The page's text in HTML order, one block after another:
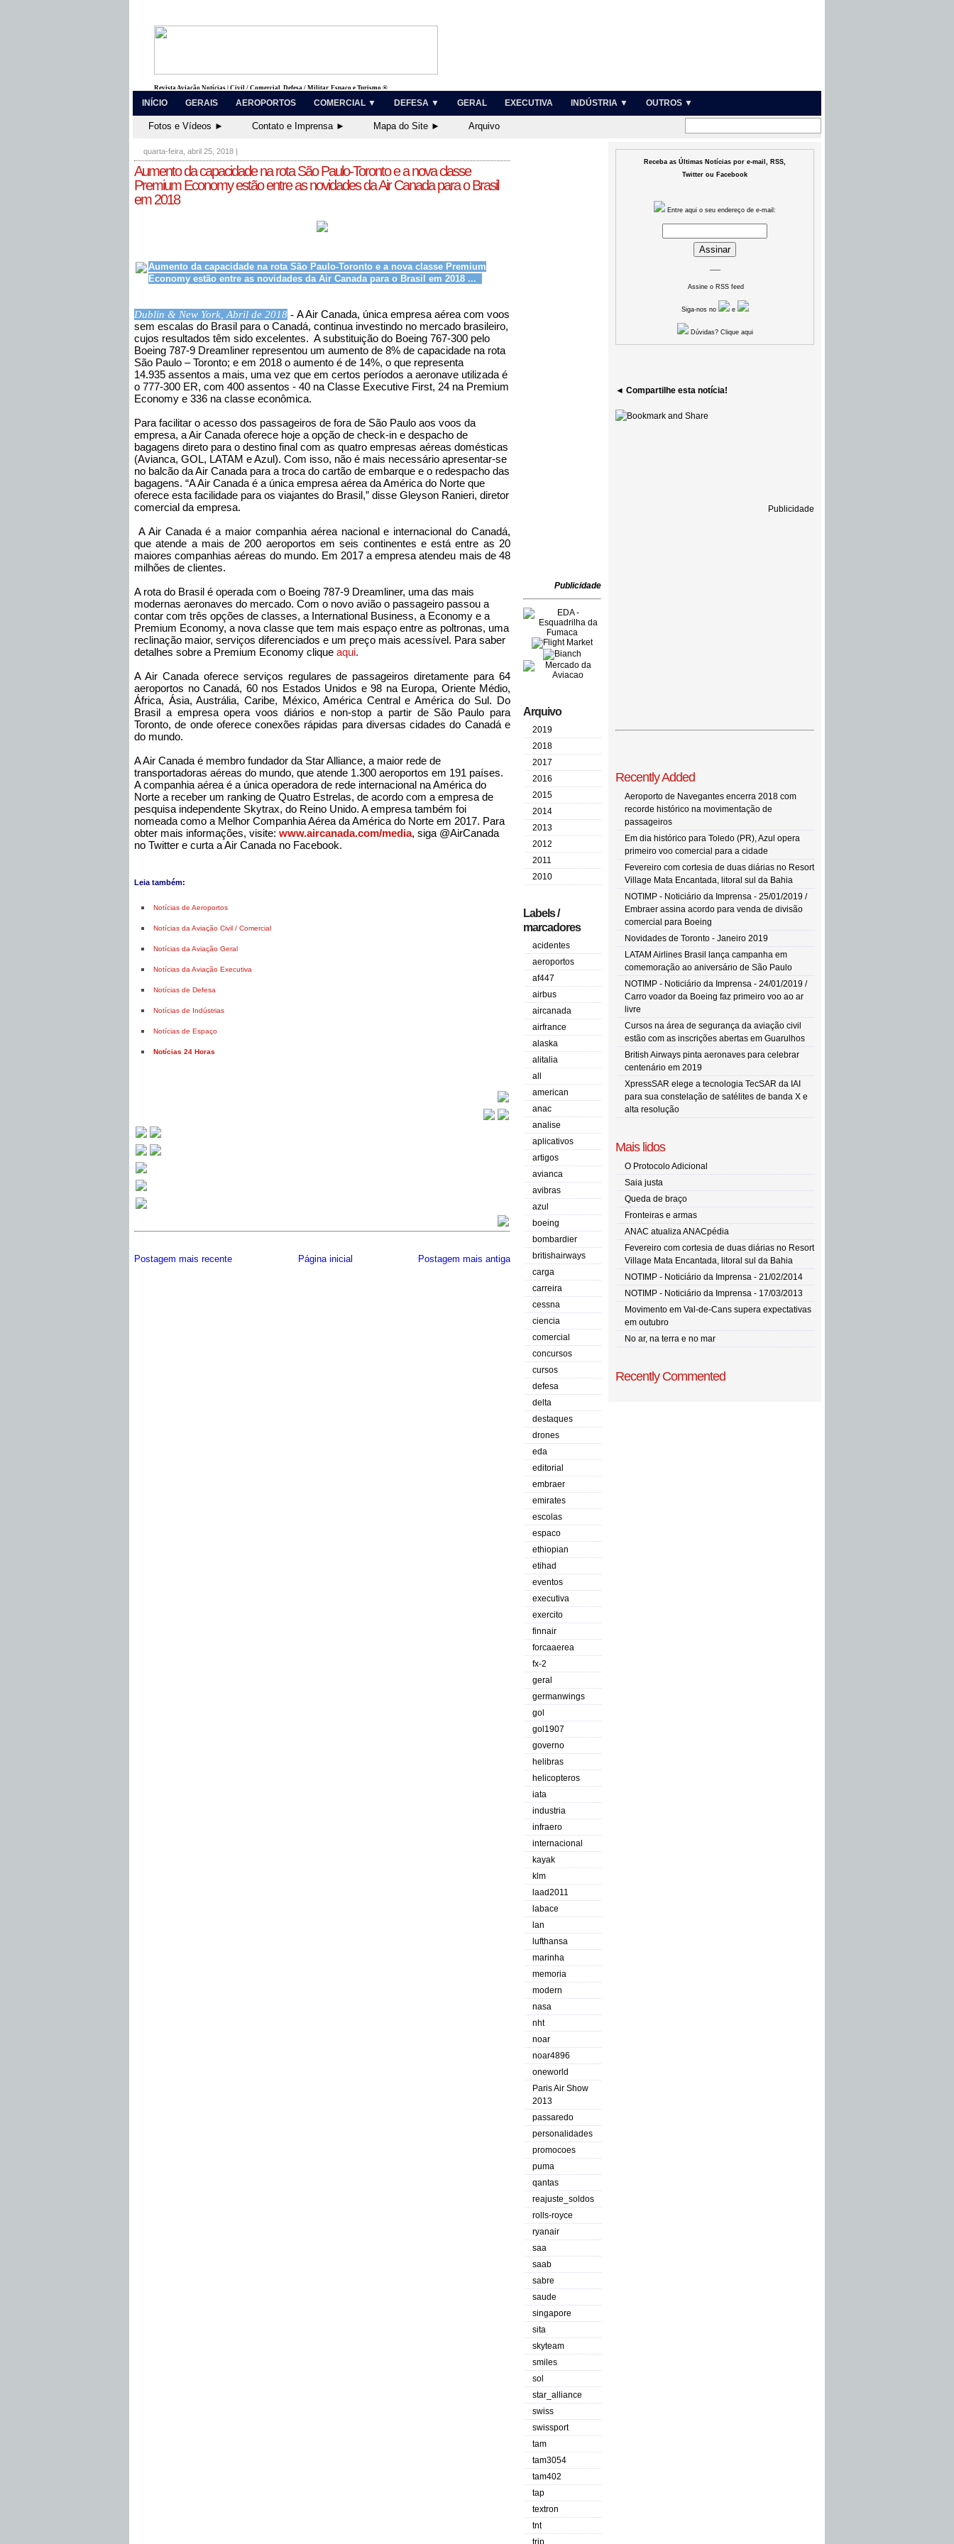
Revista Aviação Notícias | Civil / Comercial, Defesa / Militar, Espaço e Turismo ®
INÍCIO GERAIS AEROPORTOS COMERCIAL ▼ DEFESA ▼ GERAL EXECUTIVA INDÚSTRIA ▼ OUTROS ▼
Fotos e Vídeos ► Contato e Imprensa ► Mapa do Site ► Arquivo
quarta-feira, abril 25, 2018 |
Aumento da capacidade na rota São Paulo-Toronto e a nova classe
Premium Economy estão entre as novidades da Air Canada para o Brasil
em 2018
Aumento da capacidade na rota São Paulo-Toronto e a nova classe Premium
Economy estão entre as novidades da Air Canada para o Brasil em 2018 ...
Dublin & New York, Abril de 2018 - A Air Canada, única empresa aérea com voos
sem escalas do Brasil para o Canadá, continua investindo no mercado brasileiro,
cujos resultados têm sido excelentes. A substituição do Boeing 767-300 pelo
Boeing 787-9 Dreamliner representou um aumento de 8% de capacidade na rota
São Paulo – Toronto; e em 2018 o aumento é de 14%, o que representa
14.935 assentos a mais, uma vez que em certos períodos a aeronave utilizada é
o 777-300 ER, com 400 assentos - 40 na Classe Executive First, 24 na Premium
Economy e 336 na classe econômica.
Para facilitar o acesso dos passageiros de fora de São Paulo aos voos da
empresa, a Air Canada oferece hoje a opção de check-in e despacho de
bagagens direto para o destino final com as quatro empresas aéreas domésticas
(Avianca, GOL, LATAM e Azul). Com isso, não é mais necessário apresentar-se
no balcão da Air Canada para a troca do cartão de embarque e o redespacho das
bagagens. “A Air Canada é a única empresa aérea da América do Norte que
oferece esta facilidade para os viajantes do Brasil,” disse Gleyson Ranieri, diretor
comercial da empresa.
A Air Canada é a maior companhia aérea nacional e internacional do Canadá,
que atende a mais de 200 aeroportos em seis continentes e está entre as 20
maiores companhias aéreas do mundo. Em 2017 a empresa atendeu mais de 48
milhões de clientes.
A rota do Brasil é operada com o Boeing 787-9 Dreamliner, uma das mais
modernas aeronaves do mercado. Com o novo avião o passageiro passou a
contar com três opções de classes, a International Business, a Economy e a
Premium Economy, a nova classe que tem mais espaço entre as poltronas, uma
reclinação maior, serviços diferenciados e um preço mais acessível. Para saber
detalhes sobre a Premium Economy clique aqui.
A Air Canada oferece serviços regulares de passageiros diretamente para 64
aeroportos no Canadá, 60 nos Estados Unidos e 98 na Europa, Oriente Médio,
África, Ásia, Austrália, Caribe, México, América Central e América do Sul. Do
Brasil a empresa opera voos diários e non-stop a partir de São Paulo para
Toronto, de onde oferece conexões rápidas para diversas cidades do Canadá e
do mundo.
A Air Canada é membro fundador da Star Alliance, a maior rede de
transportadoras aéreas do mundo, que atende 1.300 aeroportos em 191 países.
A companhia aérea é a única operadora de rede internacional na América do
Norte a receber um ranking de Quatro Estrelas, de acordo com a empresa de
pesquisa independente Skytrax, do Reino Unido. A empresa também foi
nomeada como a Melhor Companhia Aérea da América do Norte em 2017. Para
obter mais informações, visite: www.aircanada.com/media, siga @AirCanada
no Twitter e curta a Air Canada no Facebook.
Leia também:
Notícias de Aeroportos
Notícias da Aviação Civil / Comercial
Notícias da Aviação Geral
Notícias da Aviação Executiva
Notícias de Defesa
Notícias de Indústrias
Notícias de Espaço
Notícias 24 Horas
Postagem mais recente Postagem mais antiga
Página inicial
Publicidade
Arquivo
2019
2018
2017
2016
2015
2014
2013
2012
2011
2010
Labels /
marcadores
acidentes
aeroportos
af447
airbus
aircanada
airfrance
alaska
alitalia
all
american
anac
analise
aplicativos
artigos
avianca
avibras
azul
boeing
bombardier
britishairways
carga
carreira
cessna
ciencia
comercial
concursos
cursos
defesa
delta
destaques
drones
eda
editorial
embraer
emirates
escolas
espaco
ethiopian
etihad
eventos
executiva
exercito
finnair
forcaaerea
fx-2
geral
germanwings
gol
gol1907
governo
helibras
helicopteros
iata
industria
infraero
internacional
kayak
klm
laad2011
labace
lan
lufthansa
marinha
memoria
modern
nasa
nht
noar
noar4896
oneworld
Paris Air Show
2013
passaredo
personalidades
promocoes
puma
qantas
reajuste_soldos
rolls-royce
ryanair
saa
saab
sabre
saude
singapore
sita
skyteam
smiles
sol
star_alliance
swiss
swissport
tam
tam3054
tam402
tap
textron
tnt
trip
Receba as Últimas Notícias por e-mail, RSS,
Twitter ou Facebook
Entre aqui o seu endereço de e-mail:
Assine o RSS feed
Siga-nos no e
Dúvidas? Clique aqui
◄ Compartilhe esta notícia!
Publicidade
Recently Added
Aeroporto de Navegantes encerra 2018 com
recorde histórico na movimentação de
passageiros
Em dia histórico para Toledo (PR), Azul opera
primeiro voo comercial para a cidade
Fevereiro com cortesia de duas diárias no Resort
Village Mata Encantada, litoral sul da Bahia
NOTIMP - Noticiário da Imprensa - 25/01/2019 /
Embraer assina acordo para venda de divisão
comercial para Boeing
Novidades de Toronto - Janeiro 2019
LATAM Airlines Brasil lança campanha em
comemoração ao aniversário de São Paulo
NOTIMP - Noticiário da Imprensa - 24/01/2019 /
Carro voador da Boeing faz primeiro voo ao ar
livre
Cursos na área de segurança da aviação civil
estão com as inscrições abertas em Guarulhos
British Airways pinta aeronaves para celebrar
centenário em 2019
XpressSAR elege a tecnologia TecSAR da IAI
para sua constelação de satélites de banda X e
alta resolução
Mais lidos
O Protocolo Adicional
Saia justa
Queda de braço
Fronteiras e armas
ANAC atualiza ANACpédia
Fevereiro com cortesia de duas diárias no Resort
Village Mata Encantada, litoral sul da Bahia
NOTIMP - Noticiário da Imprensa - 21/02/2014
NOTIMP - Noticiário da Imprensa - 17/03/2013
Movimento em Val-de-Cans supera expectativas
em outubro
No ar, na terra e no mar
Recently Commented